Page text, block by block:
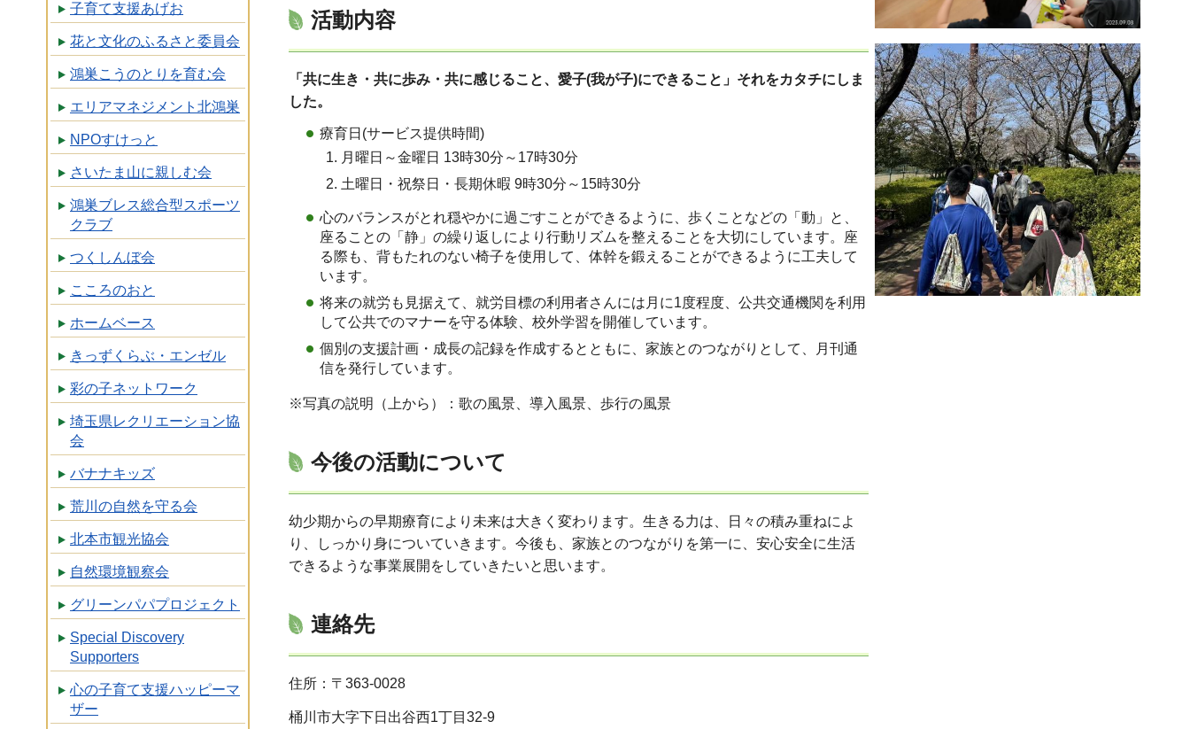
子育て支援あげお
花と文化のふるさと委員会
鴻巣こうのとりを育む会
エリアマネジメント北鴻巣
NPOすけっと
さいたま山に親しむ会
鴻巣ブレス総合型スポーツ
クラブ
つくしんぼ会
こころのおと
ホームベース
きっずくらぶ・エンゼル
彩の子ネットワーク
埼玉県レクリエーション協
会
バナナキッズ
荒川の自然を守る会
北本市観光協会
自然環境観察会
グリーンパパプロジェクト
Special Discovery
Supporters
心の子育て支援ハッピーマ
ザー
活動内容
「共に生き・共に歩み・共に感じること、愛子(我が子)にできること」それをカタチにしま
した。
療育日(サービス提供時間)
月曜日～金曜日 13時30分～17時30分
土曜日・祝祭日・長期休暇 9時30分～15時30分
心のバランスがとれ穏やかに過ごすことができるように、歩くことなどの「動」と、
座ることの「静」の繰り返しにより行動リズムを整えることを大切にしています。座
る際も、背もたれのない椅子を使用して、体幹を鍛えることができるように工夫して
います。
将来の就労も見据えて、就労目標の利用者さんには月に1度程度、公共交通機関を利用
して公共でのマナーを守る体験、校外学習を開催しています。
個別の支援計画・成長の記録を作成するとともに、家族とのつながりとして、月刊通
信を発行しています。
※写真の説明（上から）：歌の風景、導入風景、歩行の風景
今後の活動について
幼少期からの早期療育により未来は大きく変わります。生きる力は、日々の積み重ねによ
り、しっかり身についていきます。今後も、家族とのつながりを第一に、安心安全に生活
できるような事業展開をしていきたいと思います。
連絡先
住所：〒363-0028
桶川市大字下日出谷西1丁目32-9